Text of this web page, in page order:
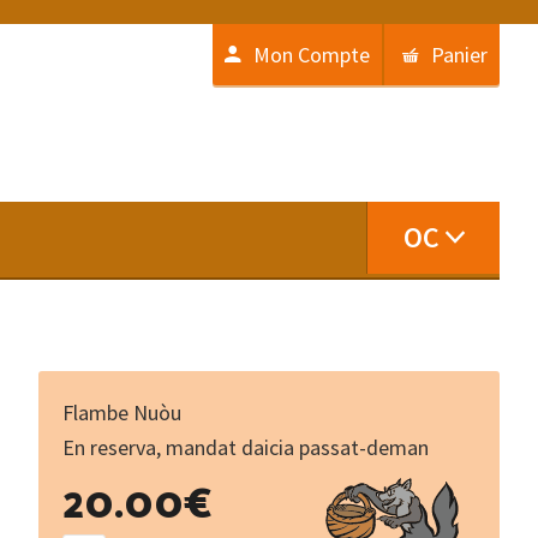
Mon Compte Panier
OC
Flambe Nuòu
En reserva, mandat daicia passat-deman
20.00€
de
vrai